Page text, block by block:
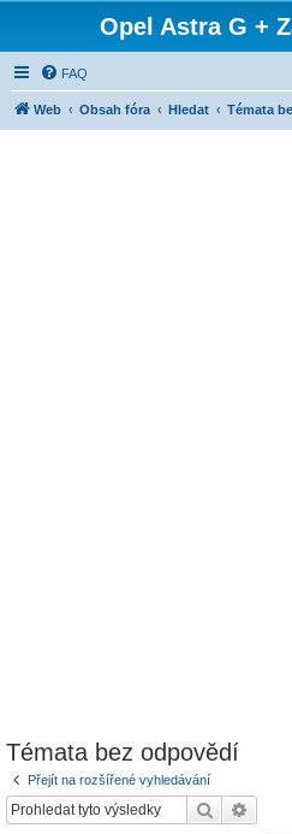
Opel Astra G +
FAQ
Web Obsah fóra Hledat Témata
Témata bez odpovědí
Přejít na rozšířené vyhledávání
Hledat